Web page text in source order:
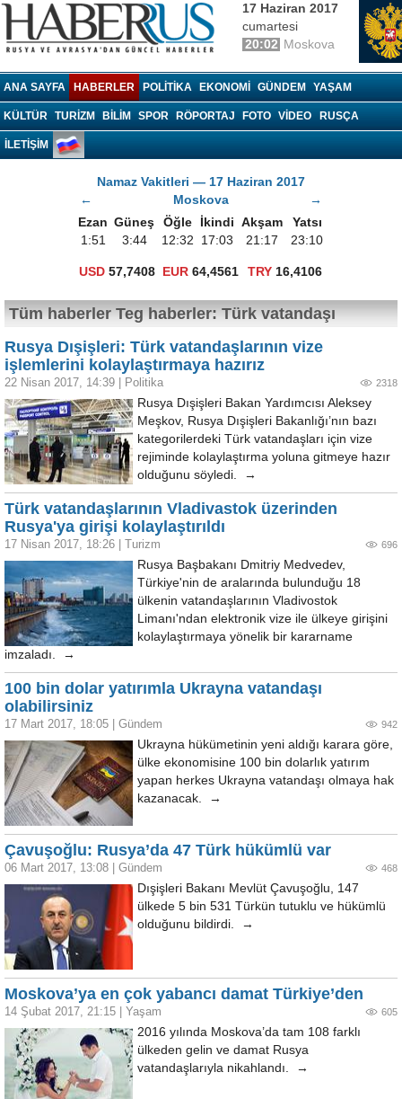
17 Haziran 2017
cumartesi
20:02 Moskova
ANA SAYFA HABERLER POLITIKA EKONOMI GÜNDEM YAŞAM
KÜLTÜR TURIZM BILIM SPOR RÖPORTAJ FOTO VIDEO RUSÇA
İLETİŞİM
Namaz Vakitleri — 17 Haziran 2017
←
Moskova
→
Ezan Güneş Öğle İkindi Akşam
Yatsı
1:51
3:44 12:32 17:03 21:17 23:10
USD 57,7408 EUR 64,4561 TRY16,4106
Tüm haberler Teg haberler: Türk vatandaşı
Rusya Dışişleri: Türk vatandaşlarının vize
işlemlerini kolaylaştırmaya hazırız
22 Nisan 2017, 14:39 Politika 2318
Rusya Dışişleri Bakan Yardımcısı Aleksey
Meşkov, Rusya Dışişleri Bakanlığı’nın bazı
kategorilerdeki Türk vatandaşları için vize
rejiminde kolaylaştırma yoluna gitmeye hazır
olduğunu söyledi. →
Türk vatandaşlarının Vladivastok üzerinden
Rusya'ya girişi kolaylaştırıldı
17 Nisan 2017, 18:26 Turizm 696
Rusya Başbakanı Dmitriy Medvedev,
Türkiye'nin de aralarında bulunduğu 18
ülkenin vatandaşlarının Vladivostok
Limanı'ndan elektronik vize ile ülkeye girişini
kolaylaştırmaya yönelik bir kararname
imzaladı. →
100 bin dolar yatırımla Ukrayna vatandaşı
olabilirsiniz
17 Mart 2017, 18:05 Gündem 942
Ukrayna hükümetinin yeni aldığı karara göre,
ülke ekonomisine 100 bin dolarlık yatırım
yapan herkes Ukrayna vatandaşı olmaya hak
kazanacak. →
Çavuşoğlu: Rusya’da 47 Türk hükümlü var
06 Mart 2017, 13:08 Gündem 468
Dışişleri Bakanı Mevlüt Çavuşoğlu, 147
ülkede 5 bin 531 Türkün tutuklu ve hükümlü
olduğunu bildirdi. →
Moskova’ya en çok yabancı damat Türkiye’den
14 Şubat 2017, 21:15 Yaşam 605
2016 yılında Moskova’da tam 108 farklı
ülkeden gelin ve damat Rusya
vatandaşlarıyla nikahlandı. →